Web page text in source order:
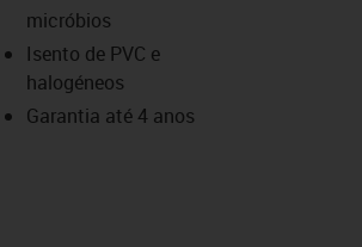
micróbios
Isento de PVC e
halogéneos
Garantia até 4 anos